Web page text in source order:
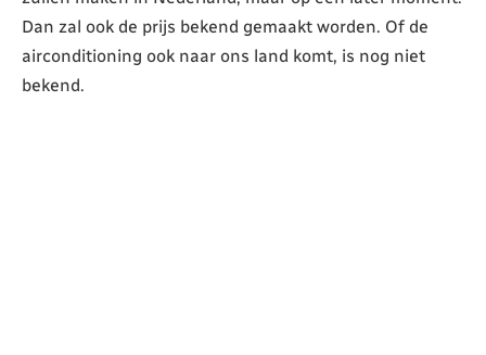
Dan zal ook de prijs bekend gemaakt worden. Of de
airconditioning ook naar ons land komt, is nog niet
bekend.